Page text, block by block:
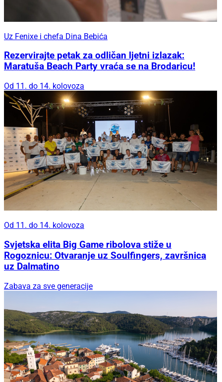
Uz Fenixe i chefa Dina Bebića
Rezervirajte petak za odličan ljetni izlazak:
Maratuša Beach Party vraća se na Brodaricu!
Od 11. do 14. kolovoza
Od 11. do 14. kolovoza
Svjetska elita Big Game ribolova stiže u
Rogoznicu: Otvaranje uz Soulfingers, završnica
uz Dalmatino
Zabava za sve generacije